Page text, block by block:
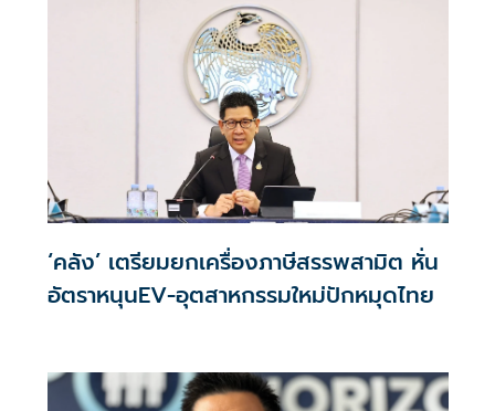
‘คลัง’ เตรียมยกเครื่องภาษีสรรพสามิต หั่น
อัตราหนุนEV-อุตสาหกรรมใหม่ปักหมุดไทย